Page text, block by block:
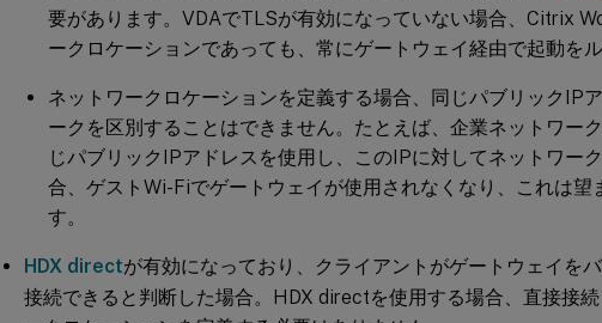
要があります。VDAでTLSが有効になっていない場合、Citrix
ークロケーションであっても、常にゲートウェイ経由で起動を
ネットワークロケーションを定義する場合、同じパブリックIP
ークを区別することはできません。たとえば、企業ネットワー
じパブリックIPアドレスを使用し、このIPに対してネットワー
合、ゲストWi-Fiでゲートウェイが使用されなくなり、これは望
す。
HDX directが有効になっており、クライアントがゲートウェイを
接続できると判断した場合。HDX directを使用する場合、直接接